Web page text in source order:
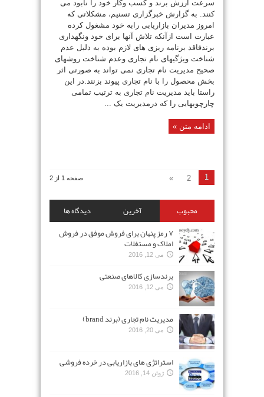
سرعت ارزش برند و کسب وکار خود را نابود می
کنند. به گزارش خبرگزاری تسنیم، مشکلاتی که
امروز مدیران بازاریابی رابه خود مشغول کرده
عبارت است ازآنکه تلاش آنها برای خود ونگهداری
برندفاقد برنامه ریزی های لازم بوده به دلیل عدم
شناخت ویژگیهای نام تجاری وعدم شناخت روشهای
صحیح مدیریت نام تجاری نمی تواند به صورتی اثر
بخش محصول را با نام تجاری پیوند بزنند.در این
راستا باید مدیریت نام تجاری به ترتیب تمامی
چارچوبهایی را که درمدیریت یک ...
ادامه متن »
صفحه 1 از 2 1
2
»
محبوب آخرین
دیدگاه ها
۷ رمز پنهان برای فروش موفق در فروش
املاک و مستغلات
می 12, 2016
برندسازی کالاهای صنعتی
می 12, 2016
مدیریت نام تجاری (برند brand)
می 20, 2016
استراتژی های بازاریابی در خرده فروشی
ژوئن 14, 2016